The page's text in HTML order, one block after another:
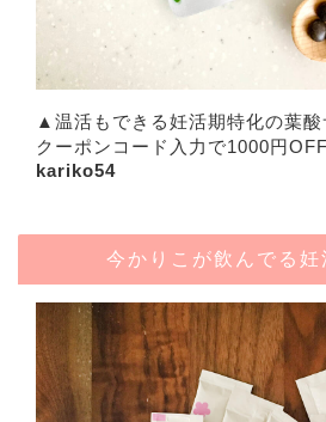
▲温活もできる妊活期特化の葉酸
クーポンコード入力で1000円OFF
kariko54
今かりこが飲んでる妊